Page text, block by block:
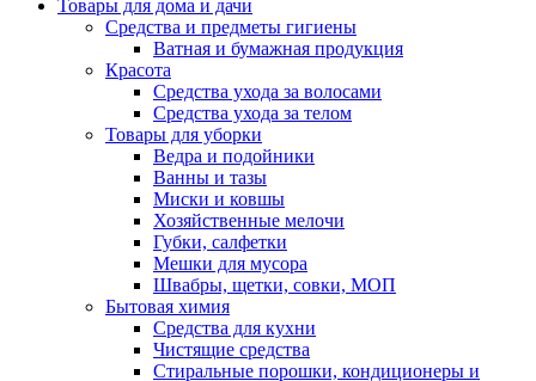
Товары для дома и дачи
Средства и предметы гигиены
Ватная и бумажная продукция
Красота
Средства ухода за волосами
Средства ухода за телом
Товары для уборки
Ведра и подойники
Ванны и тазы
Миски и ковшы
Хозяйственные мелочи
Губки, салфетки
Мешки для мусора
Швабры, щетки, совки, МОП
Бытовая химия
Средства для кухни
Чистящие средства
Стиральные порошки, кондиционеры и